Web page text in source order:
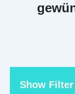
Show Filter